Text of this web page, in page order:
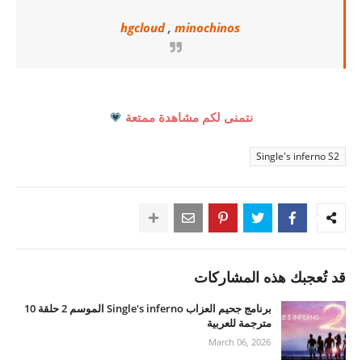
hgcloud, minochinos
نتمنى لكم مشاهدة ممتعة 💗
Single's inferno S2
قد تُعجبك هذه المشاركات
برنامج جحيم العزاب Single's inferno الموسم 2 حلقة 10
مترجمة للعربية
March 06, 2026